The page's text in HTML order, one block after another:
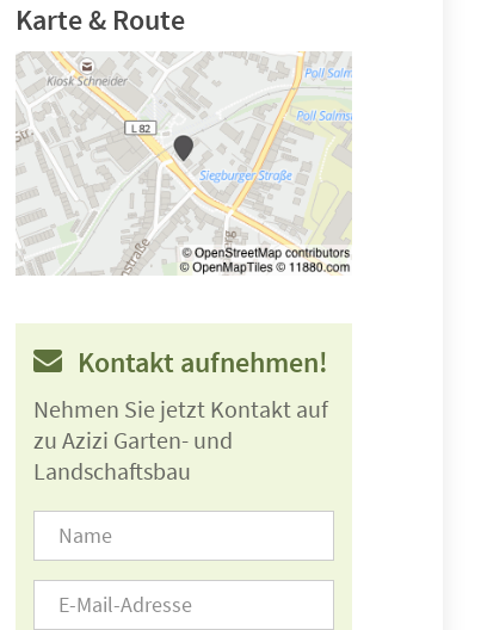
Karte & Route
Kontakt aufnehmen!
Nehmen Sie jetzt Kontakt auf
zu Azizi Garten- und
Landschaftsbau